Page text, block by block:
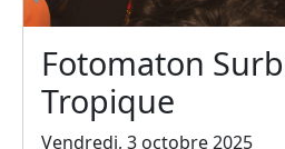
Fotomaton
Tropique
Vendredi, 3 octobre 2025